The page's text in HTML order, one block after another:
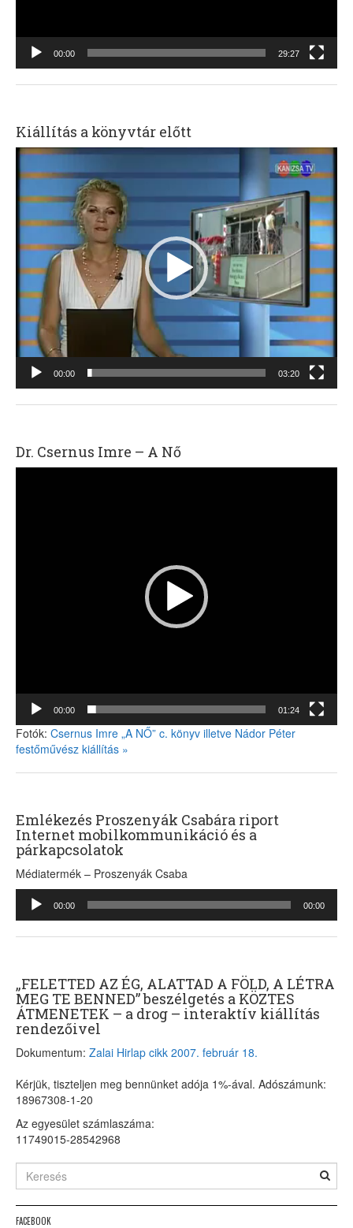
00:00 29:27
Kiállítás a könyvtár előtt
Videólejátszó
00:00 03:20
Dr. Csernus Imre – A Nő
00:00 01:24
Fotók: Csernus Imre „A NŐ” c. könyv illetve Nádor Péter
festőművész kiállítás »
Emlékezés Proszenyák Csabára riport
Internet mobilkommunikáció és a
párkapcsolatok
Médiatermék – Proszenyák Csaba
Audió
lejátszó
00:00 00:00
„FELETTED AZ ÉG, ALATTAD A FÖLD, A LÉTRA
MEG TE BENNED” beszélgetés a KÖZTES
ÁTMENETEK – a drog – interaktív kiállítás
rendezőivel
Dokumentum: Zalai Hirlap cikk 2007. február 18.
Kérjük, tiszteljen meg bennünket adója 1%-ával. Adószámunk:
18967308-1-20
Az egyesület számlaszáma:
11749015-28542968
FACEBOOK